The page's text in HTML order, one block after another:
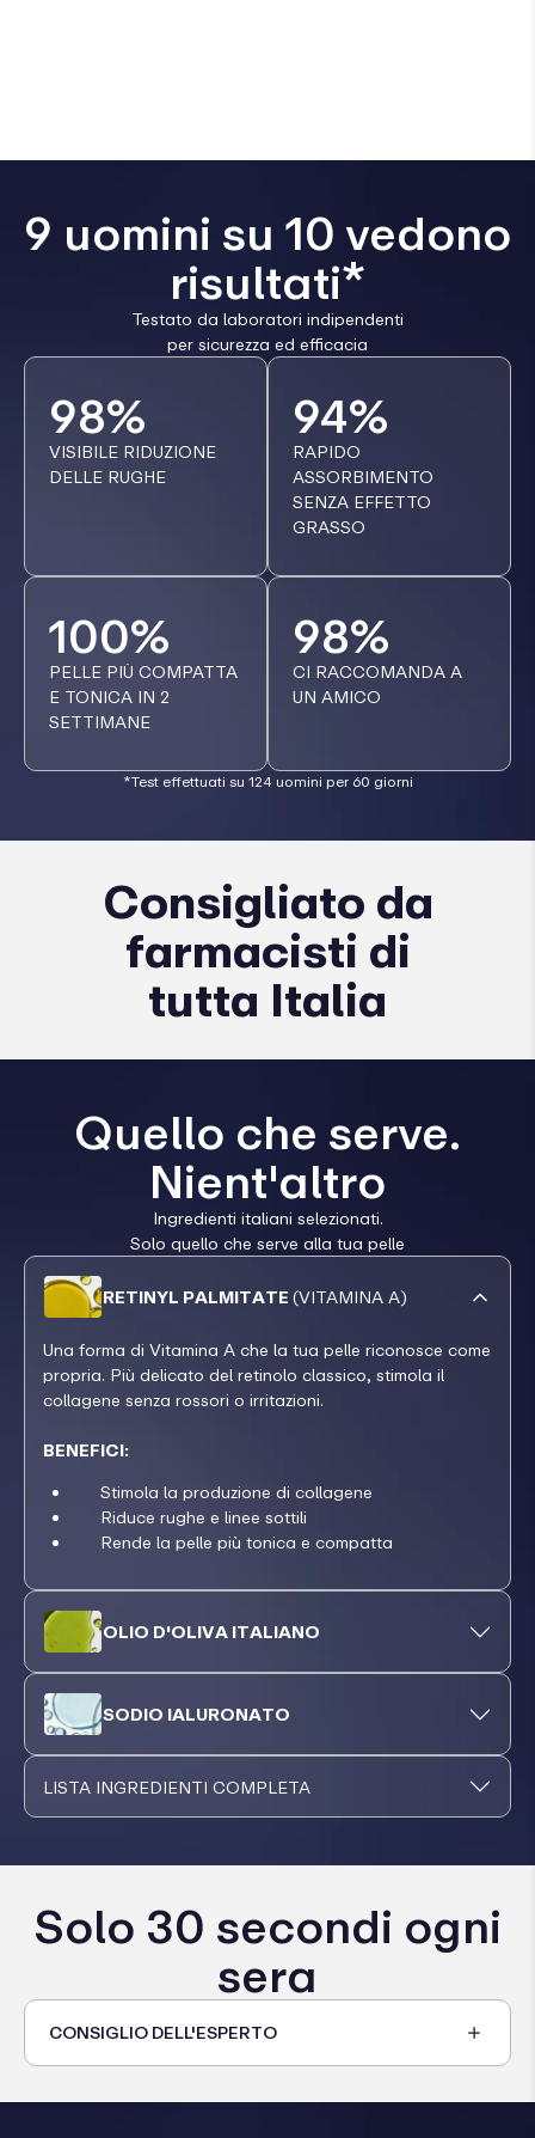
9 uomini su 10 vedono
risultati*
Testato da laboratori indipendenti
per sicurezza ed efficacia
98%
VISIBILE RIDUZIONE
DELLE RUGHE
94%
RAPIDO
ASSORBIMENTO
SENZA EFFETTO
GRASSO
100%
PELLE PIÙ COMPATTA
E TONICA IN 2
SETTIMANE
98%
CI RACCOMANDA A
UN AMICO
*Test effettuati su 124 uomini per 60 giorni
Consigliato da
farmacisti di
tutta Italia
Quello che serve.
Nient'altro
Ingredienti italiani selezionati.
Solo quello che serve alla tua pelle
RETINYL PALMITATE (VITAMINA A)
Una forma di Vitamina A che la tua pelle riconosce come
propria. Più delicato del retinolo classico, stimola il
collagene senza rossori o irritazioni.
BENEFICI:
Stimola la produzione di collagene
Riduce rughe e linee sottili
Rende la pelle più tonica e compatta
OLIO D'OLIVA ITALIANO
SODIO IALURONATO
LISTA INGREDIENTI COMPLETA
Solo 30 secondi ogni
sera
CONSIGLIO DELL'ESPERTO